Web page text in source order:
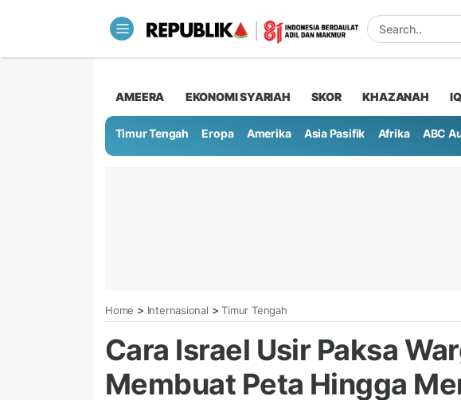
AMEERA EKONOMI SYARIAH SKOR KHAZANAH
Timur Tengah Eropa Amerika Asia Pasifik Afrika ABC
Home > Internasional > Timur Tengah
Cara Israel Usir Paksa
Membuat Peta Hingga